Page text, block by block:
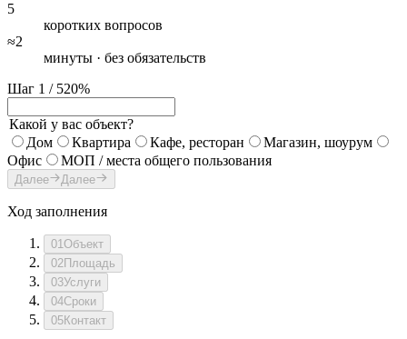
5
коротких вопросов
≈2
минуты · без обязательств
Шаг 1 / 520%
Какой у вас объект?
Дом
Квартира Кафе, ресторан
Магазин, шоурум
Офис
МОП / места общего пользования
Далее Далее
Ход заполнения
01Объект
02Площадь
03Услуги
04Сроки
05Контакт